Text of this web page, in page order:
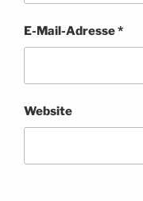
E-Mail-Adresse*
Website